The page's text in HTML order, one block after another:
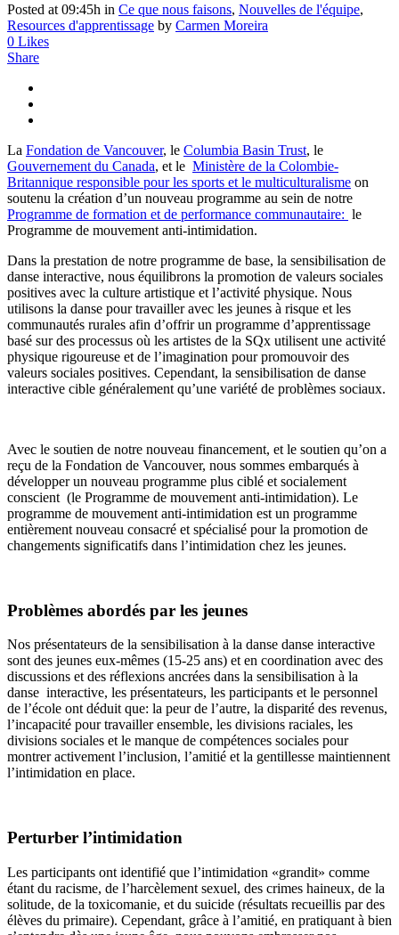
Posted at 09:45h in Ce que nous faisons, Nouvelles de l'équipe,
Resources d'apprentissage by Carmen Moreira
0 Likes
Share
La Fondation de Vancouver, le Columbia Basin Trust, le
Gouvernement du Canada, et le Ministère de la Colombie-
Britannique responsible pour les sports et le multiculturalisme on
soutenu la création d’un nouveau programme au sein de notre
Programme de formation et de performance communautaire: le
Programme de mouvement anti-intimidation.
Dans la prestation de notre programme de base, la sensibilisation de
danse interactive, nous équilibrons la promotion de valeurs sociales
positives avec la culture artistique et l’activité physique. Nous
utilisons la danse pour travailler avec les jeunes à risque et les
communautés rurales afin d’offrir un programme d’apprentissage
basé sur des processus où les artistes de la SQx utilisent une activité
physique rigoureuse et de l’imagination pour promouvoir des
valeurs sociales positives. Cependant, la sensibilisation de danse
interactive cible généralement qu’une variété de problèmes sociaux.
Avec le soutien de notre nouveau financement, et le soutien qu’on a
reçu de la Fondation de Vancouver, nous sommes embarqués à
développer un nouveau programme plus ciblé et socialement
conscient (le Programme de mouvement anti-intimidation). Le
programme de mouvement anti-intimidation est un programme
entièrement nouveau consacré et spécialisé pour la promotion de
changements significatifs dans l’intimidation chez les jeunes.
Problèmes abordés par les jeunes
Nos présentateurs de la sensibilisation à la danse danse interactive
sont des jeunes eux-mêmes (15-25 ans) et en coordination avec des
discussions et des réflexions ancrées dans la sensibilisation à la
danse interactive, les présentateurs, les participants et le personnel
de l’école ont déduit que: la peur de l’autre, la disparité des revenus,
l’incapacité pour travailler ensemble, les divisions raciales, les
divisions sociales et le manque de compétences sociales pour
montrer activement l’inclusion, l’amitié et la gentillesse maintiennent
l’intimidation en place.
Perturber l’intimidation
Les participants ont identifié que l’intimidation «grandit» comme
étant du racisme, de l’harcèlement sexuel, des crimes haineux, de la
solitude, de la toxicomanie, et du suicide (résultats recueillis par des
élèves du primaire). Cependant, grâce à l’amitié, en pratiquant à bien